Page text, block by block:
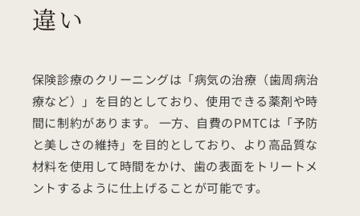
違い
保険診療のクリーニングは「病気の治療（歯周病治
療など）」を目的としており、使用できる薬剤や時
間に制約があります。 一方、自費のPMTCは「予防
と美しさの維持」を目的としており、より高品質な
材料を使用して時間をかけ、歯の表面をトリートメ
ントするように仕上げることが可能です。